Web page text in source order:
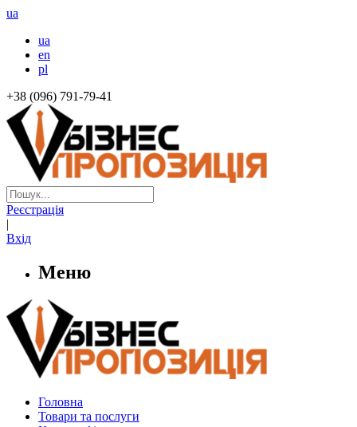
ua
ua
en
pl
+38 (096) 791-79-41
Реєстрація
|
Вхід
Меню
Головна
Товари та послуги